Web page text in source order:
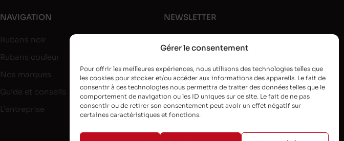
Gérer le consentement
Pour offrir les meilleures expériences, nous utilisons des technologies telles que
les cookies pour stocker et/ou accéder aux informations des appareils. Le fait de
consentir à ces technologies nous permettra de traiter des données telles que le
comportement de navigation ou les ID uniques sur ce site. Le fait de ne pas
consentir ou de retirer son consentement peut avoir un effet négatif sur
certaines caractéristiques et fonctions.
NAVIGATION
Rubans noir
Rubans couleur
Nos marques
Guide et conseils
L’entreprise
NEWSLETTER